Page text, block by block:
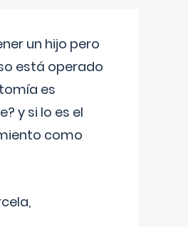
un hijo pero
está operado
es
y si lo es el
como